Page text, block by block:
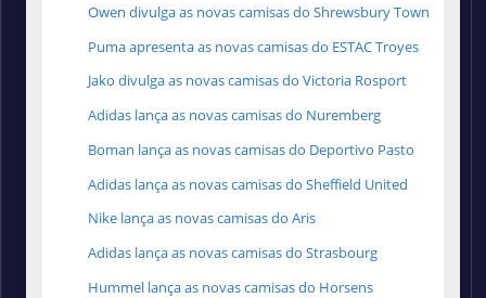
Owen divulga as novas camisas do Shrewsbury Town
Puma apresenta as novas camisas do ESTAC Troyes
Jako divulga as novas camisas do Victoria Rosport
Adidas lança as novas camisas do Nuremberg
Boman lança as novas camisas do Deportivo Pasto
Adidas lança as novas camisas do Sheffield United
Nike lança as novas camisas do Aris
Adidas lança as novas camisas do Strasbourg
Hummel lança as novas camisas do Horsens